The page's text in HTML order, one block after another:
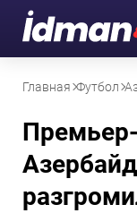
Главная Футбол